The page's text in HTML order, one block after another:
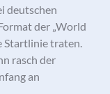
deutschen
der „World
Startlinie traten.
rasch der
an